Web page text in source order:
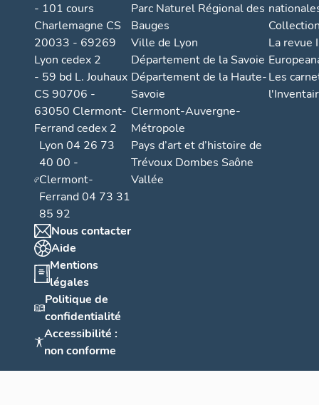
- 101 cours
Charlemagne CS
20033 - 69269
Lyon cedex 2
- 59 bd L. Jouhaux
CS 90706 -
63050 Clermont-
Ferrand cedex 2
Lyon 04 26 73
40 00 -
Clermont-
Ferrand 04 73 31
85 92
Nous contacter
Aide
Mentions
légales
Politique de
confidentialité
Accessibilité :
non conforme
Parc Naturel Régional des
Bauges
Ville de Lyon
Département de la Savoie
Département de la Haute-
Savoie
Clermont-Auvergne-
Métropole
Pays d’art et d’histoire de
Trévoux Dombes Saône
Vallée
La revue
Les